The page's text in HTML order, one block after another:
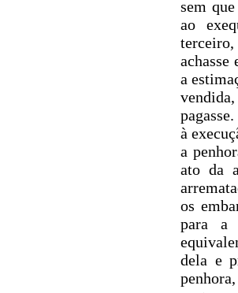
sem
ao
achasse
a
à
a
ato da
os
para a
dela e